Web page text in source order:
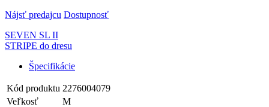
Nájsť predajcu Dostupnosť
SEVEN SL II
STRIPE do dresu
Špecifikácie
Kód produktu 2276004079
Veľkosť
M